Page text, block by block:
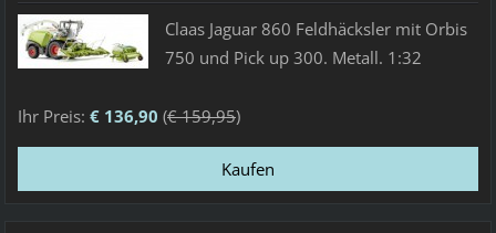
Claas Jaguar 860 Feldhäcksler mit Orbis
750 und Pick up 300. Metall. 1:32
Ihr Preis: € 136,90 (€ 159,95)